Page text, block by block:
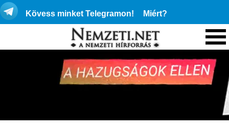
Kövess minket Telegramon! Miért?